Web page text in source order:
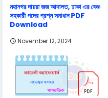
মহানগর দায়রা জজ আদালত, ঢাকা এর বেঞ্চ
সহকারী পদের প্রশ্ন সমাধান PDF
Download
November 12, 2024